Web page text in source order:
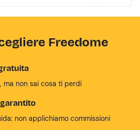
Freedome
ma non sai cosa ti perdi
non applichiamo commissioni